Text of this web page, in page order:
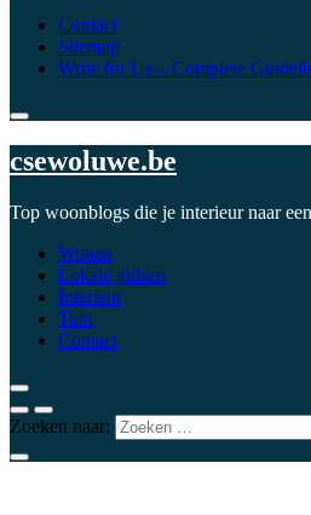
Contact
Sitemap
Write for Us – Complete
csewoluwe.be
Top woonblogs die je interieur naar
Wonen
Lokale gidsen
Interieur
Tuin
Contact
Zoeken naar: